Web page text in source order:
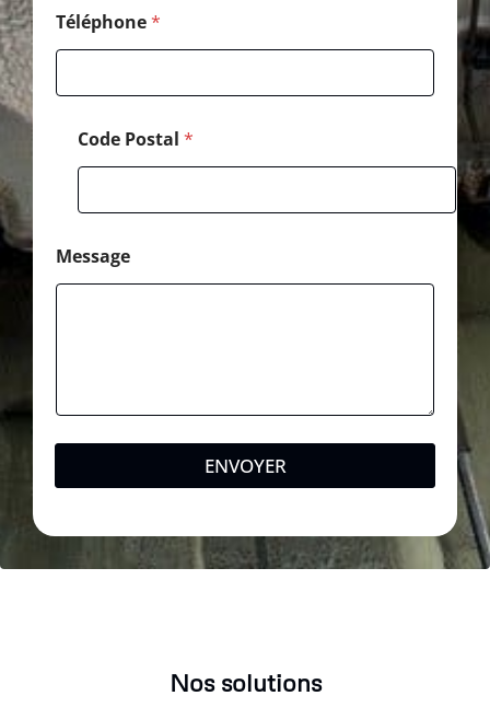
Téléphone*
Code Postal *
h
o
n
Message
ENVOYER
Nos solutions